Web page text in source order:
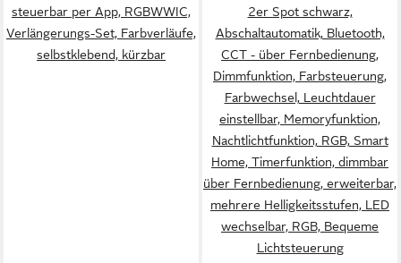
steuerbar per App, RGBWWIC,
Verlängerungs-Set, Farbverläufe,
selbstklebend, kürzbar
2er Spot schwarz,
Abschaltautomatik, Bluetooth,
CCT - über Fernbedienung,
Dimmfunktion, Farbsteuerung,
Farbwechsel, Leuchtdauer
einstellbar, Memoryfunktion,
Nachtlichtfunktion, RGB, Smart
Home, Timerfunktion, dimmbar
über Fernbedienung, erweiterbar,
mehrere Helligkeitsstufen, LED
wechselbar, RGB, Bequeme
Lichtsteuerung